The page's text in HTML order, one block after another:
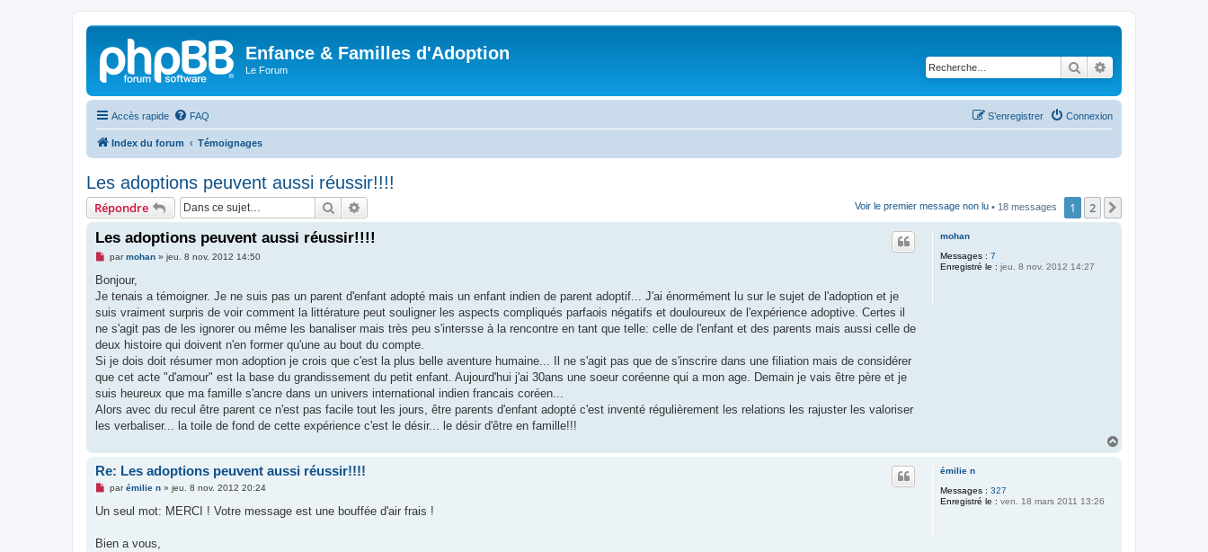
Enfance & Familles d'Adoption
Le Forum Rechercher
Accès rapide FAQ Connexion
S’enregistrer
Index du forum Témoignages
Les adoptions peuvent aussi réussir!!!!
Répondre Rechercher Voir le premier message non lu • 18 messages 1 2
mohan
Messages : 7
Enregistré le : jeu. 8 nov. 2012 14:27
Les adoptions peuvent aussi réussir!!!!
M
s
a
g
n
o
u
parmohan» jeu. 8 nov. 2012 14:50
Bonjour,
Je tenais a témoigner. Je ne suis pas un parent d'enfant adopté mais un enfant indien de parent adoptif... J'ai énormément lu sur le sujet de l'adoption et je
suis vraiment surpris de voir comment la littérature peut souligner les aspects compliqués parfaois négatifs et douloureux de l'expérience adoptive. Certes il
ne s'agit pas de les ignorer ou même les banaliser mais très peu s'intersse à la rencontre en tant que telle: celle de l'enfant et des parents mais aussi celle de
deux histoire qui doivent n'en former qu'une au bout du compte.
Si je dois doit résumer mon adoption je crois que c'est la plus belle aventure humaine... Il ne s'agit pas que de s'inscrire dans une filiation mais de considérer
que cet acte "d'amour" est la base du grandissement du petit enfant. Aujourd'hui j'ai 30ans une soeur coréenne qui a mon age. Demain je vais être père et je
suis heureux que ma famille s'ancre dans un univers international indien francais coréen...
Alors avec du recul être parent ce n'est pas facile tout les jours, être parents d'enfant adopté c'est inventé régulièrement les relations les rajuster les valoriser
les verbaliser... la toile de fond de cette expérience c'est le désir... le désir d'être en famille!!!
émilie n
Messages : 327
Enregistré le : ven. 18 mars 2011 13:26
Re: Les adoptions peuvent aussi réussir!!!!
M
s
g
parémilie n» jeu. 8 nov. 2012 20:24
Un seul mot: MERCI ! Votre message est une bouffée d'air frais !
Bien a vous,